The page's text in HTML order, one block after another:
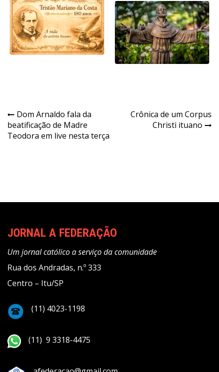
Navegação
de
Dom Arnaldo fala da
beatificação de Madre
Teodora em live nesta terça
Crônica de um Corpus
Christi ituano
JORNAL A FEDERAÇÃO
Um jornal católico a serviço da comunidade
Rua dos Andradas, n.º 333
Centro – Itu/SP
(11) 4023-1198
(11) 9 3318-4475